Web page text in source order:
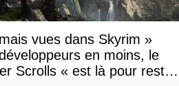
vues dans Skyrim »
en moins, le
Scrolls « est là pour rester